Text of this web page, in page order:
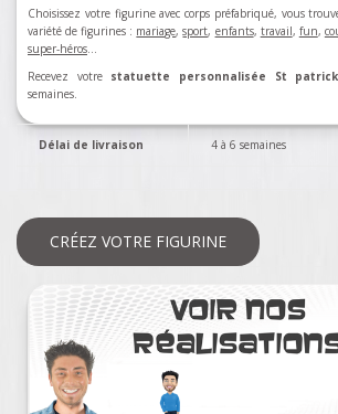
Choisissez votre figurine avec corps préfabriqué, vous
variété de figurines : mariage,sport, enfants, travail, fun,
super-héros…
Recevez votre statuette personnalisée St
semaines.
Délai de livraison 4 à 6 semaines
CRÉEZ VOTRE FIGURINE